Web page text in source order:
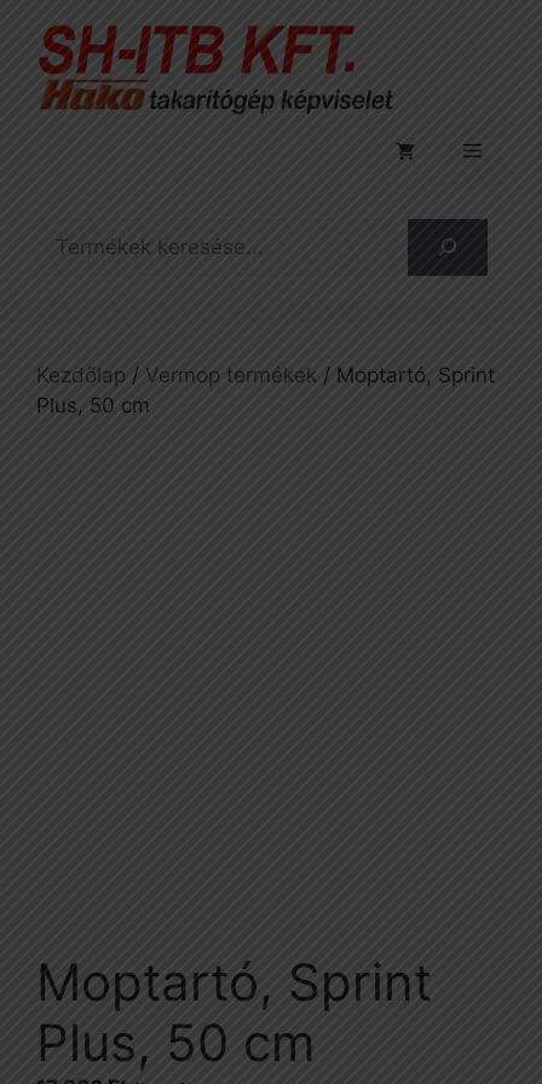
tartalomba
Menü
Kezdőlap / Vermop termékek / Moptartó, Sprint
Plus, 50 cm
Moptartó, Sprint
Plus, 50 cm